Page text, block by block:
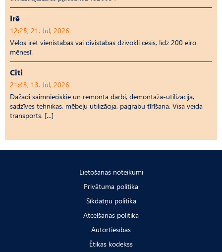
Īrē
12:25, 21. Jūl, 2026
Vēlos īrēt vienistabas vai divistabas dzīvokli cēsīs, līdz 200 eiro
mēnesī.
Citi
21:43, 13. Jūl, 2026
Dažādi saimnieciskie un remonta darbi, demontāža-utilizācija,
sadzīves tehnikas, mēbeļu utilizācija, pagrabu tīrīšana. Visa veida
transports. […]
Lietošanas noteikumi
Privātuma politika
Sīkdatņu politika
Atcelšanas politika
Autortiesības
Ētikas kodekss